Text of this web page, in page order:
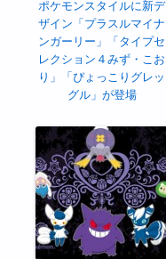
ポケモンスタイルに新デ
ザイン「プラスルマイナ
ンガーリー」「タイプセ
レクション４みず・こお
り」「ぴょっこりグレッ
グル」が登場